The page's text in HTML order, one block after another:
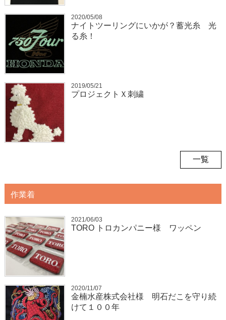
2020/05/08
ナイトツーリングにいかが？蓄光糸 光
る糸！
2019/05/21
プロジェクトＸ刺繍
一覧
作業着
2021/06/03
TORO トロカンパニー様 ワッペン
2020/11/07
金楠水産株式会社様 明石だこを守り続
けて１００年